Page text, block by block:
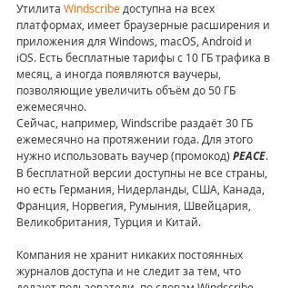
Утилита Windscribe доступна на всех
платформах, имеет браузерные расширения и
приложения для Windows, macOS, Android и
iOS. Есть бесплатные тарифы с 10 ГБ трафика в
месяц, а иногда появляются ваучеры,
позволяющие увеличить объём до 50 ГБ
ежемесячно.
Сейчас, например, Windscribe раздаёт 30 ГБ
ежемесячно на протяжении года. Для этого
нужно использовать ваучер (промокод) PEACE.
В бесплатной версии доступны не все страны,
но есть Германия, Нидерланды, США, Канада,
Франция, Норвегия, Румыния, Швейцария,
Великобритания, Турция и Китай.
Компания не хранит никаких постоянных
журналов доступа и не следит за тем, что